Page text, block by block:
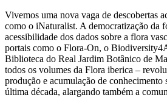
Vivemos uma nova vaga de descobertas
como o iNaturalist. A democratização da
acessibilidade dos dados sobre a flora
portais como o Flora-On, o
Biblioteca do Real Jardim Botânico de
todos os volumes da Flora iberica –
produção e acumulação de conhecimento
última década, alargando também a